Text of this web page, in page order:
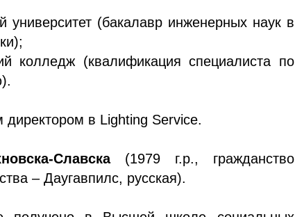
университет (бакалавр инженерных наук в
колледж (квалификация специалиста по
в Lighting Service.
Славска(1979 г.р., гражданство
– Даугавпилс, русская).